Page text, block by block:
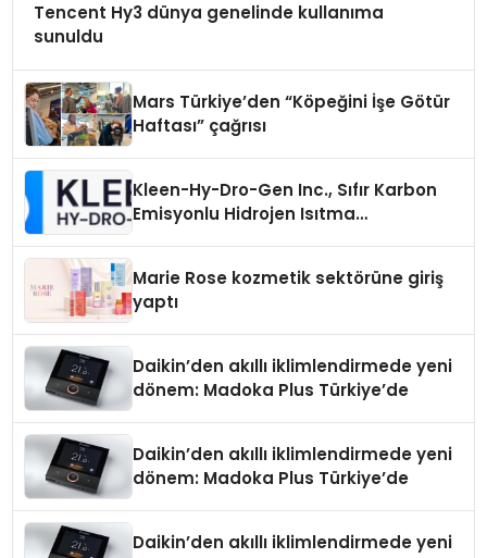
Tencent Hy3 dünya genelinde kullanıma
sunuldu
Mars Türkiye’den “Köpeğini İşe Götür
Haftası” çağrısı
Kleen-Hy-Dro-Gen Inc., Sıfır Karbon
Emisyonlu Hidrojen Isıtma
Marie Rose kozmetik sektörüne giriş
yaptı
Daikin’den akıllı iklimlendirmede yeni
dönem: Madoka Plus Türkiye’de
Daikin’den akıllı iklimlendirmede yeni
dönem: Madoka Plus Türkiye’de
Daikin’den akıllı iklimlendirmede yeni